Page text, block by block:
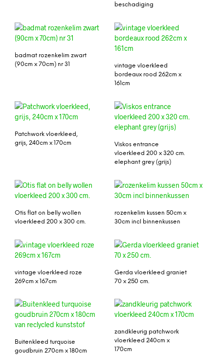
beschadiging
badmat rozenkelim zwart
(90cm x 70cm) nr 31
vintage vloerkleed
bordeaux rood 262cm x
161cm
Patchwork vloerkleed,
grijs, 240cm x 170cm
Viskos entrance
vloerkleed 200 x 320 cm.
elephant grey (grijs)
Otis flat on belly wollen
vloerkleed 200 x 300 cm.
rozenkelim kussen 50cm x
30cm incl binnenkussen
vintage vloerkleed roze
269cm x 167cm
Gerda vloerkleed graniet
70 x 250 cm.
Buitenkleed turquoise
goudbruin 270cm x 180cm
zandkleurig patchwork
vloerkleed 240cm x
170cm